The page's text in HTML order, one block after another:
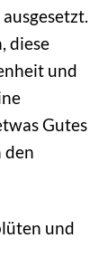
diese
und
Gutes
den
und